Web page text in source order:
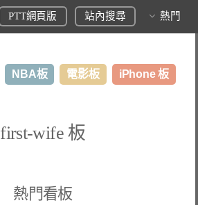
PTT網頁版 站內搜尋 熱門
NBA板 電影板 iPhone 板
first-wife 板
熱門看板